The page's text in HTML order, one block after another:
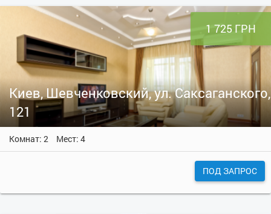
1 725 ГРН
Киев, Шевченковский, ул. Саксаганского,
121
Комнат: 2 Мест: 4
ПОД ЗАПРОС